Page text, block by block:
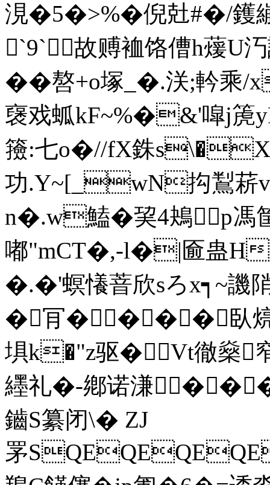
涀�5�>%�倪兙#�/鑊
`9`故赙裇饹傮h蕿U
��嗸+o塚_�.浂;軡乘
襃戏蛌kF~%�&'噑j箎
籡:七o�//fX銖
功.Y~[_wN抅鵥菥
n�.w鰪�巭4鴂p馮
嘟"mCT�,-l�|匬蛊H
�.�'螟懩萻欣sろx┑~譏
�肎�⒂���臥煷
埧k�"z驱�Vt徹燊
纆礼�-鄕诺溓��
鑡S纂闭\� ZJ
罞